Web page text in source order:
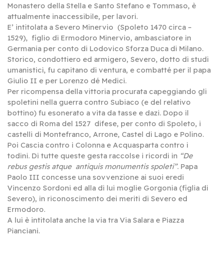
Monastero della Stella e Santo Stefano e Tommaso, è
attualmente inaccessibile, per lavori.
E’ intitolata a Severo Minervio (Spoleto 1470 circa –
1529), figlio di Ermodoro Minervio, ambasciatore in
Germania per conto di Lodovico Sforza Duca di Milano.
Storico, condottiero ed armigero, Severo, dotto di studi
umanistici, fu capitano di ventura, e combatté per il papa
Giulio II e per Lorenzo dé Medici.
Per ricompensa della vittoria procurata capeggiando gli
spoletini nella guerra contro Subiaco (e del relativo
bottino) fu esonerato a vita da tasse e dazi. Dopo il
sacco di Roma del 1527 difese, per conto di Spoleto, i
castelli di Montefranco, Arrone, Castel di Lago e Polino.
Poi Cascia contro i Colonna e Acquasparta contro i
todini. Di tutte queste gesta raccolse i ricordi in “De
rebus gestis atque antiquis monumentis spoleti”. Papa
Paolo III concesse una sovvenzione ai suoi eredi
Vincenzo Sordoni ed alla di lui moglie Gorgonia (figlia di
Severo), in riconoscimento dei meriti di Severo ed
Ermodoro.
A lui è intitolata anche la via tra Via Salara e Piazza
Pianciani.